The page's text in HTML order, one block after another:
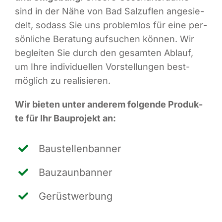
sind in der Nähe von Bad Sal­zu­flen ange­sie­
delt, sodass Sie uns pro­blem­los für eine per­
sön­li­che Bera­tung auf­su­chen kön­nen. Wir
beglei­ten Sie durch den gesam­ten Ablauf,
um Ihre indi­vi­du­el­len Vor­stel­lun­gen best­
mög­lich zu realisieren.
Wir bie­ten unter ande­rem fol­gen­de Pro­duk­
te für Ihr Bau­pro­jekt an:
Bau­stel­len­ban­ner
Bau­zaun­ban­ner
Gerüst­wer­bung